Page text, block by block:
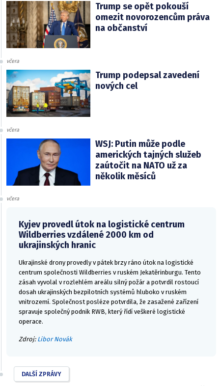
Trump se opět pokouší
omezit novorozencům práva
na občanství
včera
Trump podepsal zavedení
nových cel
včera
WSJ: Putin může podle
amerických tajných služeb
zaútočit na NATO už za
několik měsíců
včera
Kyjev provedl útok na logistické centrum
Wildberries vzdálené 2000 km od
ukrajinských hranic
Ukrajinské drony provedly v pátek brzy ráno útok na logistické
centrum společnosti Wildberries v ruském Jekatěrinburgu. Tento
zásah vyvolal v rozlehlém areálu silný požár a potvrdil rostoucí
dosah ukrajinských bezpilotních systémů hluboko v ruském
vnitrozemí. Společnost posléze potvrdila, že zasažené zařízení
spravuje společný podnik RWB, který řídí veškeré logistické
operace.
Zdroj: Libor Novák
DALŠÍ ZPRÁVY